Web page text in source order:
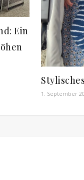
Ein
1. September